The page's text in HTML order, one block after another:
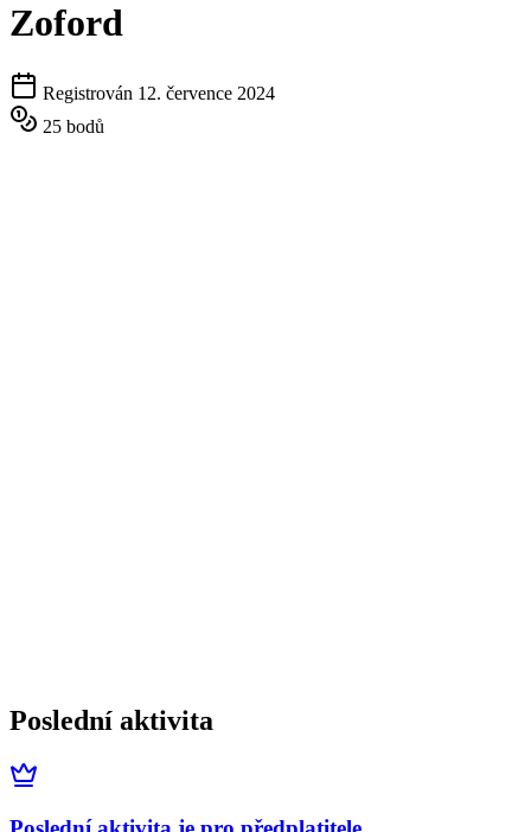
Zoford
Registrován 12. července 2024
25 bodů
Poslední aktivita